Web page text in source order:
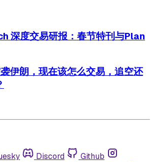
深度交易研报：春节特刊与Plan
伊朗，现在该怎么交易，追空还
Discord
Github